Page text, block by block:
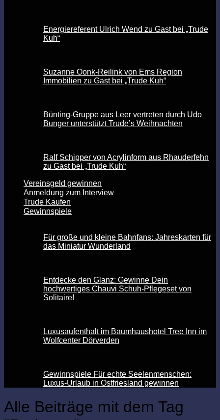
Energiereferent Ulrich Wend zu Gast bei „Trude
Kuh“
Suzanne Oonk-Reilink von Ems Region
Immobilien zu Gast bei „Trude Kuh“
Bünting-Gruppe aus Leer vertreten durch Udo
Bunger unterstützt Trude’s Weihnachten
Ralf Schipper von Acrylinform aus Rhauderfehn
zu Gast bei „Trude Kuh“
Vereinsgeld gewinnen
Anmeldung zum Interview
Trude Kaufen
Gewinnspiele
Für große und kleine Bahnfans: Jahreskarten für
das Miniatur Wunderland
Entdecke den Glanz: Gewinne Dein
hochwertiges Chauvi Schuh-Pflegeset von
Solitaire!
Luxusaufenthalt im Baumhaushotel Tree Inn im
Wolfcenter Dörverden
Gewinnspiele Für echte Seelenmenschen:
Luxus-Urlaub in Ostfriesland gewinnen
Alle Beiträge mit dem Tag